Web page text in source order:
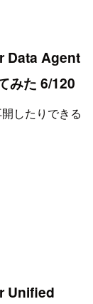
Data Agent
みた 6/120
したりできる
Unified